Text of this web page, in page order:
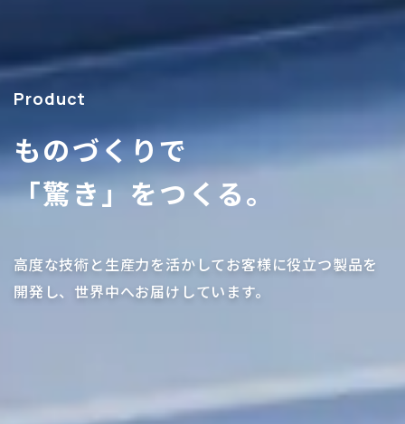
Product
ものづくりで
「驚き」をつくる。
高度な技術と生産力を活かしてお客様に役立つ製品を
開発し、世界中へお届けしています。